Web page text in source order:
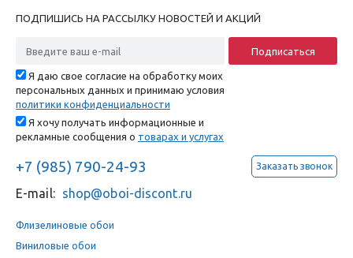
ПОДПИШИСЬ НА РАССЫЛКУ НОВОСТЕЙ И АКЦИЙ
Я даю свое согласие на обработку моих
персональных данных и принимаю условия
политики конфиденциальности
Я хочу получать информационные и
рекламные сообщения о товарах и услугах
+7 (985) 790-24-93 Заказать звонок
E-mail: shop@oboi-discont.ru
Флизелиновые обои
Виниловые обои